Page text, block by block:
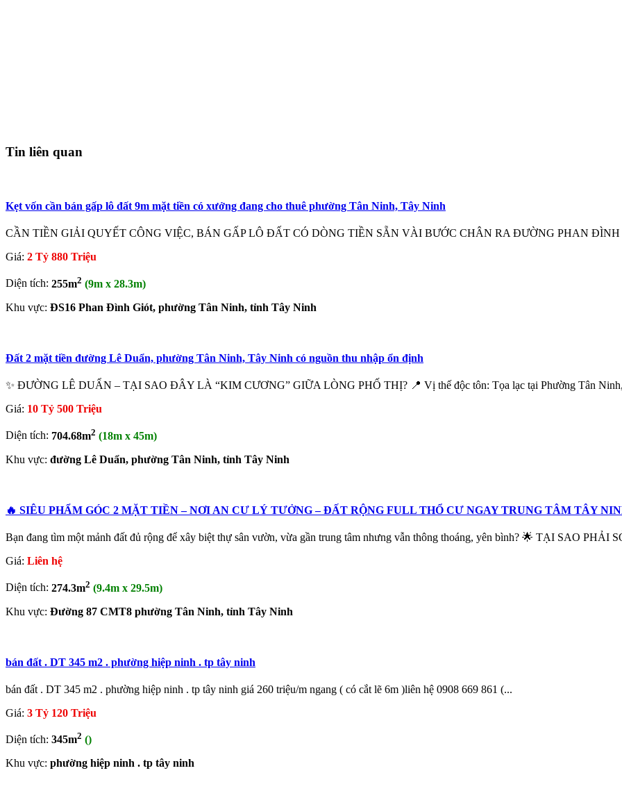
Tin liên quan
Kẹt vốn cần bán gấp lô đất 9m mặt tiền có xưởng đang cho thuê phường Tân Ninh, Tây Ninh
CẦN TIỀN GIẢI QUYẾT CÔNG VIỆC, BÁN GẤP LÔ ĐẤT CÓ DÒNG TIỀN SẴN VÀI BƯỚC CHÂN RA ĐƯỜNG PHAN
Giá: 2 Tỷ 880 Triệu
Diện tích: 255m2 (9m x 28.3m)
Khu vực: ĐS16 Phan Đình Giót, phường Tân Ninh, tỉnh Tây Ninh
Đất 2 mặt tiền đường Lê Duẩn, phường Tân Ninh, Tây Ninh có nguồn thu nhập ổn định
✨ ĐƯỜNG LÊ DUẨN – TẠI SAO ĐÂY LÀ “KIM CƯƠNG” GIỮA LÒNG PHỐ THỊ? 📍 Vị thế độc tôn: Tọa lạc tại Phường Tân Ninh,
Giá: 10 Tỷ 500 Triệu
Diện tích: 704.68m2 (18m x 45m)
Khu vực: đường Lê Duẩn, phường Tân Ninh, tỉnh Tây Ninh
🔥 SIÊU PHẨM GÓC 2 MẶT TIỀN – NƠI AN CƯ LÝ TƯỞNG – ĐẤT RỘNG FULL THỔ CƯ NGAY TRUNG TÂM TÂY
Bạn đang tìm một mảnh đất đủ rộng để xây biệt thự sân vườn, vừa gần trung tâm nhưng vẫn thông thoáng, yên bình? 🌟 TẠI SAO PHẢI
Giá: Liên hệ
Diện tích: 274.3m2 (9.4m x 29.5m)
Khu vực: Đường 87 CMT8 phường Tân Ninh, tỉnh Tây Ninh
bán đất . DT 345 m2 . phường hiệp ninh . tp tây ninh
bán đất . DT 345 m2 . phường hiệp ninh . tp tây ninh giá 260 triệu/m ngang ( có cắt lẽ 6m )liên hệ 0908 669 861 (...
Giá: 3 Tỷ 120 Triệu
Diện tích: 345m2 ()
Khu vực: phường hiệp ninh . tp tây ninh